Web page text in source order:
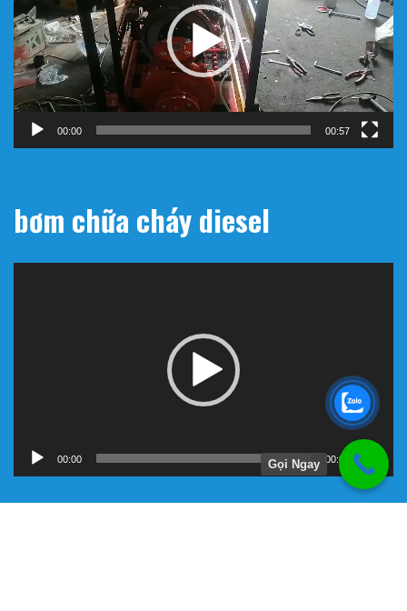
00:00 00:57
bơm chữa cháy diesel
00:00 01:11
Gọi Ngay